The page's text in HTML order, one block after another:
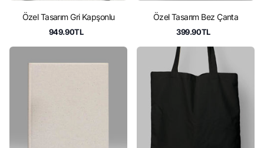
Özel Tasarım Gri Kapşonlu
949.90TL
Özel Tasarım Bez Çanta
399.90TL